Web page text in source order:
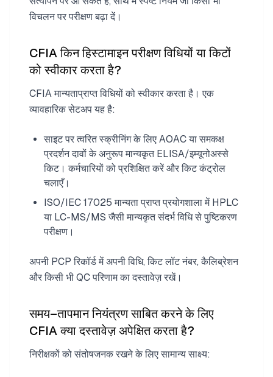
विचलन पर परीक्षण बढ़ा दें।
CFIA किन हिस्टामाइन परीक्षण विधियों या किटों
को स्वीकार करता है?
CFIA मान्यताप्राप्त विधियों को स्वीकार करता है। एक
व्यावहारिक सेटअप यह है:
साइट पर त्वरित स्क्रीनिंग के लिए AOAC या समकक्ष
प्रदर्शन दावों के अनुरूप मान्यकृत ELISA/इम्यूनोअस्से
किट। कर्मचारियों को प्रशिक्षित करें और किट कंट्रोल
चलाएँ।
ISO/IEC 17025 मान्यता प्राप्त प्रयोगशाला में HPLC
या LC-MS/MS जैसी मान्यकृत संदर्भ विधि से पुष्टिकरण
परीक्षण।
अपनी PCP रिकॉर्ड में अपनी विधि, किट लॉट नंबर, कैलिब्रेशन
और किसी भी QC परिणाम का दस्तावेज़ रखें।
समय–तापमान नियंत्रण साबित करने के लिए
CFIA क्या दस्तावेज़ अपेक्षित करता है?
निरीक्षकों को संतोषजनक रखने के लिए सामान्य साक्ष्य: